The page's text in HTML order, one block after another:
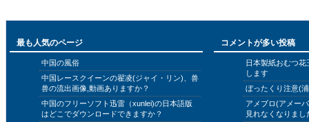
最も人気のページ
中国の風俗
中国レースクイーンの翟凌(ジャイ・リン)、兽
兽の流出画像,動画ありますか？
中国のフリーソフト迅雷（xunlei)の日本語版
はどこでダウンロードできますか？
コメントが多い投稿
日本製紙おむつ
します
ぼったくり注意(
アメブロ(アメー
見れなくなりまし